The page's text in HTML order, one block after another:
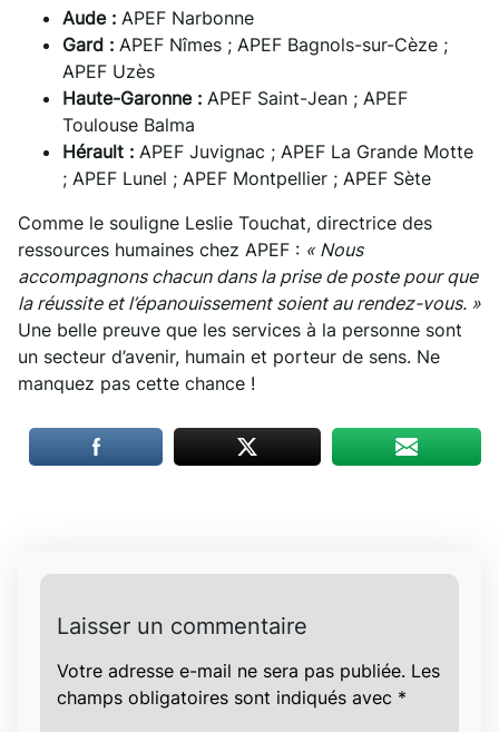
Aude : APEF Narbonne
Gard : APEF Nîmes ; APEF Bagnols-sur-Cèze ;
APEF Uzès
Haute-Garonne : APEF Saint-Jean ; APEF
Toulouse Balma
Hérault : APEF Juvignac ; APEF La Grande Motte
; APEF Lunel ; APEF Montpellier ; APEF Sète
Comme le souligne Leslie Touchat, directrice des
ressources humaines chez APEF : « Nous
accompagnons chacun dans la prise de poste pour que
la réussite et l’épanouissement soient au rendez-vous. »
Une belle preuve que les services à la personne sont
un secteur d’avenir, humain et porteur de sens. Ne
manquez pas cette chance !
Laisser un commentaire
Votre adresse e-mail ne sera pas publiée. Les
champs obligatoires sont indiqués avec *